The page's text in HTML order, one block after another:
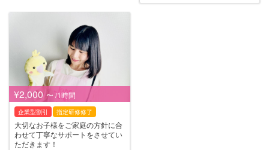
¥2,000 〜 /1時間
企業型割引 指定研修修了
大切なお子様をご家庭の方針に合
わせて丁寧なサポートをさせてい
ただきます！